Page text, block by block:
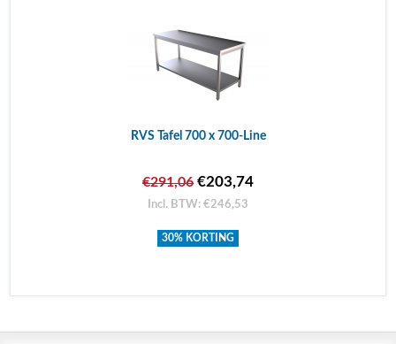
RVS Tafel 700 x 700-Line
€291,06 €203,74
Incl. BTW: €246,53
30% KORTING